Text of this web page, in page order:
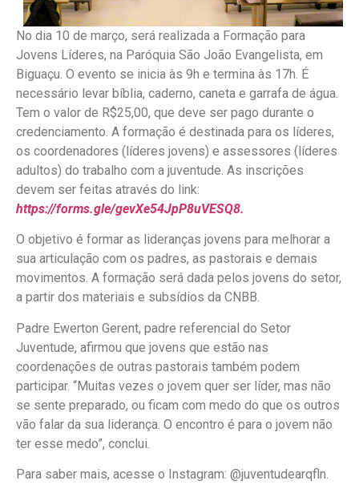
No dia 10 de março, será realizada a Formação para
Jovens Líderes, na Paróquia São João Evangelista, em
Biguaçu. O evento se inicia às 9h e termina às 17h. É
necessário levar bíblia, caderno, caneta e garrafa de água.
Tem o valor de R$25,00, que deve ser pago durante o
credenciamento. A formação é destinada para os líderes,
os coordenadores (líderes jovens) e assessores (líderes
adultos) do trabalho com a juventude. As inscrições
devem ser feitas através do link:
https://forms.gle/gevXe54JpP8uVESQ8.
O objetivo é formar as lideranças jovens para melhorar a
sua articulação com os padres, as pastorais e demais
movimentos. A formação será dada pelos jovens do setor,
a partir dos materiais e subsídios da CNBB.
Padre Ewerton Gerent, padre referencial do Setor
Juventude, afirmou que jovens que estão nas
coordenações de outras pastorais também podem
participar. “Muitas vezes o jovem quer ser líder, mas não
se sente preparado, ou ficam com medo do que os outros
vão falar da sua liderança. O encontro é para o jovem não
ter esse medo”, conclui.
Para saber mais, acesse o Instagram: @juventudearqfln.